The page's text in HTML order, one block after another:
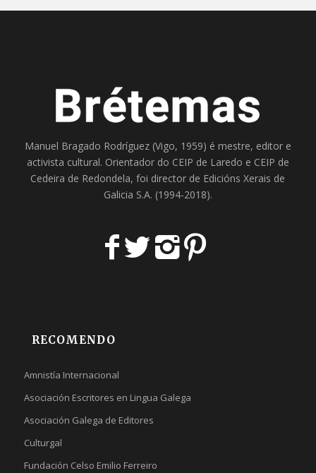
Manuel Bragado Rodríguez (Vigo, 1959) é mestre, editor e
activista cultural. Orientador do CEIP de Laredo e CEIP de
Cedeira de Redondela, foi director de Edicións Xerais de
Galicia S.A. (1994-2018).
RECOMENDO
Amnistía Internacional
Asociación Escritores en Lingua Galega
Asociación Galega de Editores
Culturgal
Fundación Celso Emilio Ferreiro